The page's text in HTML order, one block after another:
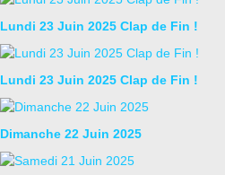
Lundi 23 Juin 2025 Clap de Fin !
Lundi 23 Juin 2025 Clap de Fin !
Dimanche 22 Juin 2025